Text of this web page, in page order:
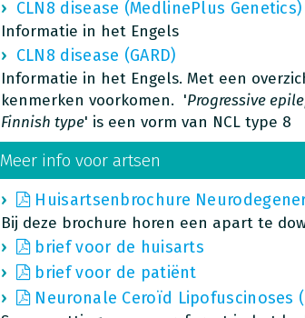
CLN8 disease (MedlinePlus Genetics)
Informatie in het Engels
CLN8 disease (GARD)
Informatie in het Engels. Met een
kenmerken voorkomen. 'Progressive
Finnish type' is een vorm van NCL type 8
Meer info voor artsen
Huisartsenbrochure
Bij deze brochure horen een apart te
brief voor de huisarts
brief voor de patiënt
Neuronale Ceroïd Lipofuscinoses